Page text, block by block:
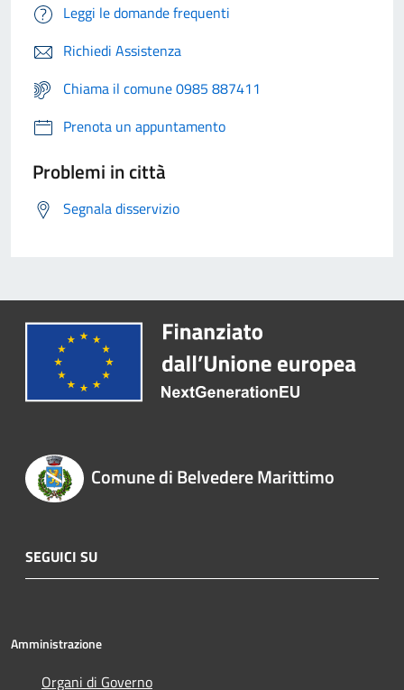
Leggi le domande frequenti
Richiedi Assistenza
Chiama il comune 0985 887411
Prenota un appuntamento
Problemi in città
Segnala disservizio
Comune di Belvedere Marittimo
SEGUICI SU
Amministrazione
Organi di Governo